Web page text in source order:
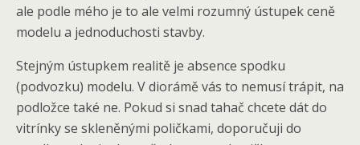
ale podle mého je to ale velmi rozumný ústupek ceně
modelu a jednoduchosti stavby.
Stejným ústupkem realitě je absence spodku
(podvozku) modelu. V diorámě vás to nemusí trápit, na
podložce také ne. Pokud si snad tahač chcete dát do
vitrínky se skleněnými poličkami, doporučuji do